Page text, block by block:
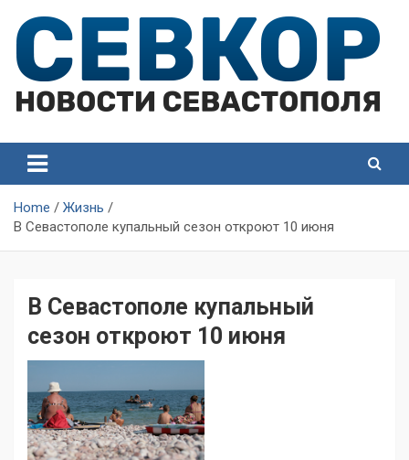
content
Севастополя
Севастополя
Home
Жизнь
В Севастополе купальный сезон откроют 10 июня
В Севастополе купальный
сезон откроют 10 июня